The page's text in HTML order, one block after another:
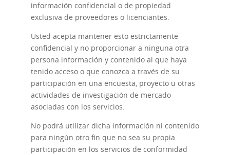
información confidencial o de propiedad
exclusiva de proveedores o licenciantes.
Usted acepta mantener esto estrictamente
confidencial y no proporcionar a ninguna otra
persona información y contenido al que haya
tenido acceso o que conozca a través de su
participación en una encuesta, proyecto u otras
actividades de investigación de mercado
asociadas con los servicios.
No podrá utilizar dicha información ni contenido
para ningún otro fin que no sea su propia
participación en los servicios de conformidad